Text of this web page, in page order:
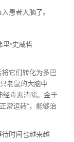
患者大脑了。
•史威哲
它们转化为多巴
老鼠的大脑中
毒素清除。金于
常运转”，能够治
时间也越来越